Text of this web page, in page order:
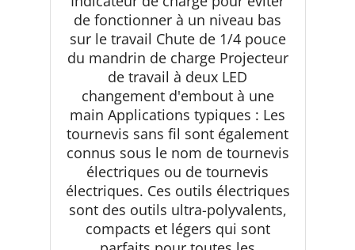
de fonctionner à un niveau bas
sur le travail Chute de 1/4 pouce
du mandrin de charge Projecteur
de travail à deux LED
changement d'embout à une
main Applications typiques : Les
tournevis sans fil sont également
connus sous le nom de tournevis
électriques ou de tournevis
électriques. Ces outils électriques
sont des outils ultra-polyvalents,
compacts et légers qui sont